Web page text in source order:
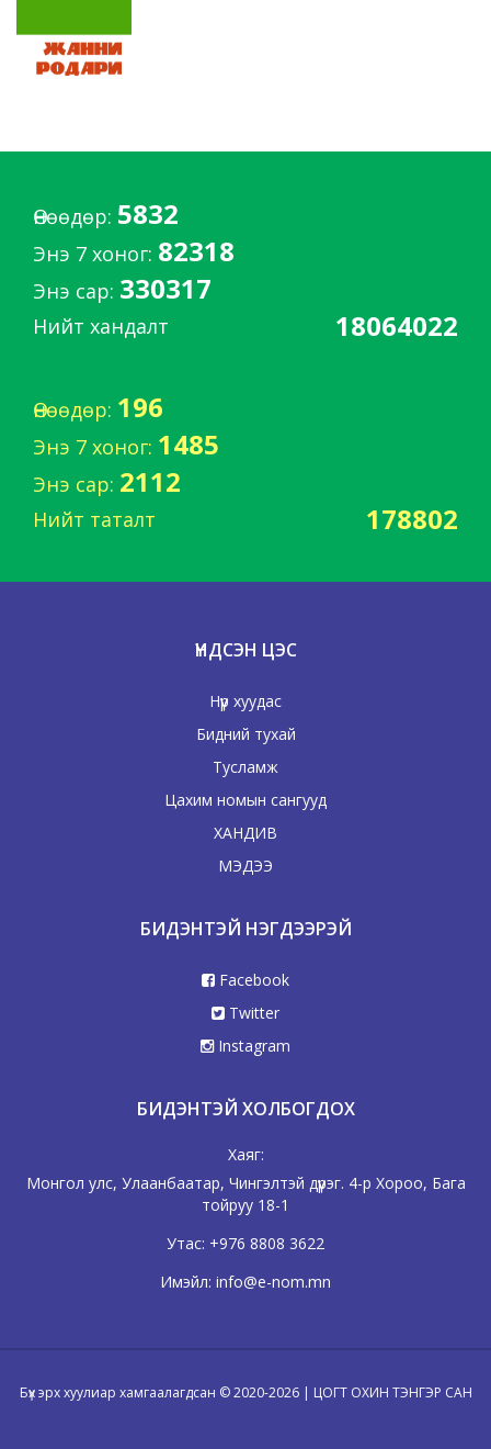
Өнөөдөр: 5832
Энэ 7 хоног: 82318
Энэ сар: 330317
Нийт хандалт 18064022
Өнөөдөр: 196
Энэ 7 хоног: 1485
Энэ сар: 2112
Нийт таталт 178802
ҮНДСЭН ЦЭС
Нүүр хуудас
Бидний тухай
Тусламж
Цахим номын сангууд
ХАНДИВ
МЭДЭЭ
БИДЭНТЭЙ НЭГДЭЭРЭЙ
Facebook
Twitter
Instagram
БИДЭНТЭЙ ХОЛБОГДОХ
Хаяг:
Монгол улс, Улаанбаатар, Чингэлтэй дүүрэг. 4-р Хороо, Бага
тойруу 18-1
Утас: +976 8808 3622
Имэйл: info@e-nom.mn
Бүх эрх хуулиар хамгаалагдсан © 2020-2026 | ЦОГТ ОХИН ТЭНГЭР САН